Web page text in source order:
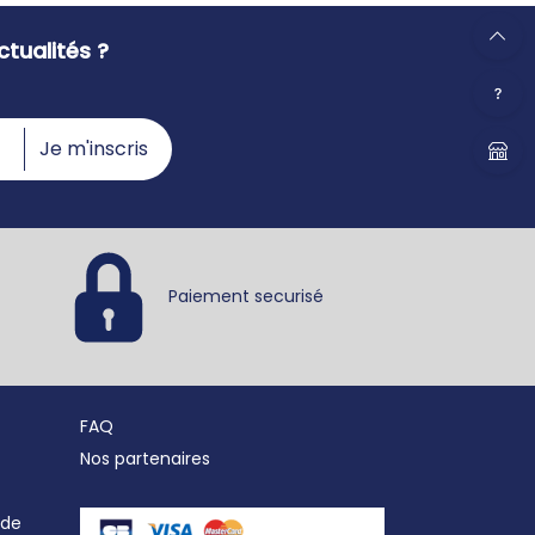
?
Je m'inscris
Paiement securisé
FAQ
Nos partenaires